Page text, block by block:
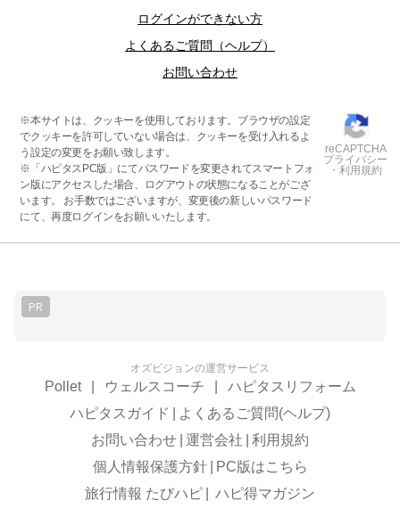
ログインができない方
よくあるご質問（ヘルプ）
お問い合わせ
※本サイトは、クッキーを使用しております。ブラウザの設定
でクッキーを許可していない場合は、クッキーを受け入れるよ
う設定の変更をお願い致します。
※「ハピタスPC版」にてパスワードを変更されてスマートフォ
ン版にアクセスした場合、ログアウトの状態になることがござ
います。 お手数ではございますが、変更後の新しいパスワード
にて、再度ログインをお願いいたします。
reCAPTCHA
プライバシー
・利用規約
PR
オズビジョンの運営サービス
Pollet ウェルスコーチ
ハピタスリフォーム
ハピタスガイド
よくあるご質問(ヘルプ)
お問い合わせ 運営会社
利用規約
個人情報保護方針
PC版はこちら
旅行情報 たびハピ
ハピ得マガジン